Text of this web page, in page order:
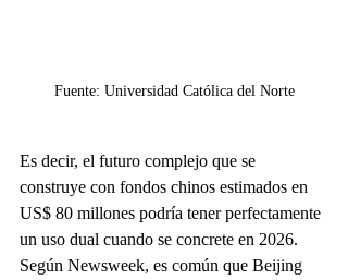
Fuente: Universidad Católica del Norte
Es decir, el futuro complejo que se
construye con fondos chinos estimados en
US$ 80 millones podría tener perfectamente
un uso dual cuando se concrete en 2026.
Según Newsweek, es común que Beijing